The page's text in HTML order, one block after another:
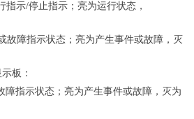
指示/停止指示；亮为运行状态，
故障指示状态；亮为产生事件或故障，灭
板：
障指示状态；亮为产生事件或故障，灭为